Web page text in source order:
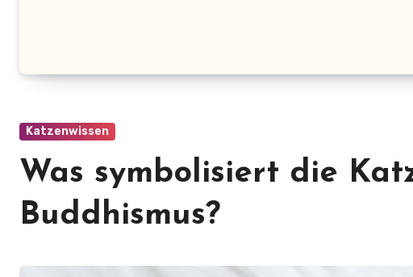
Katzenwissen
Was symbolisiert die
Buddhismus?